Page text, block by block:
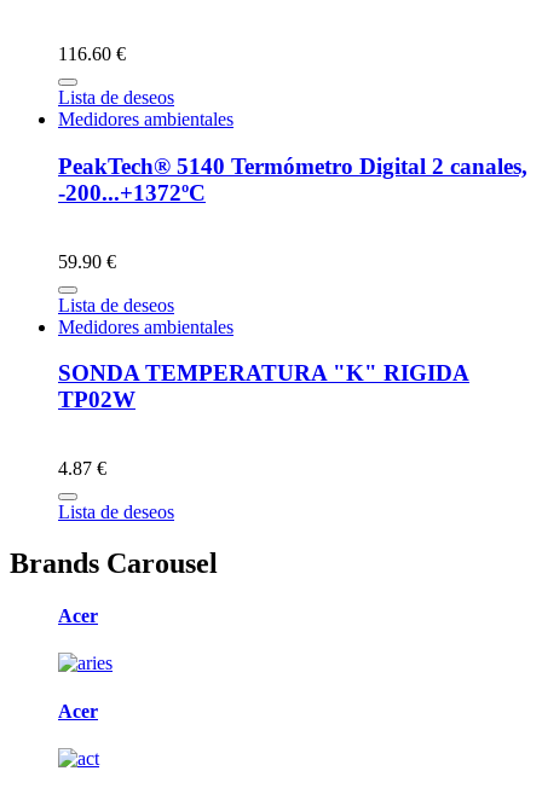
116.60 €
Lista de deseos
Medidores ambientales
PeakTech® 5140 Termómetro Digital 2 canales,
-200...+1372ºC
59.90 €
Lista de deseos
Medidores ambientales
SONDA TEMPERATURA "K" RIGIDA
TP02W
4.87 €
Lista de deseos
Brands Carousel
Acer
Acer